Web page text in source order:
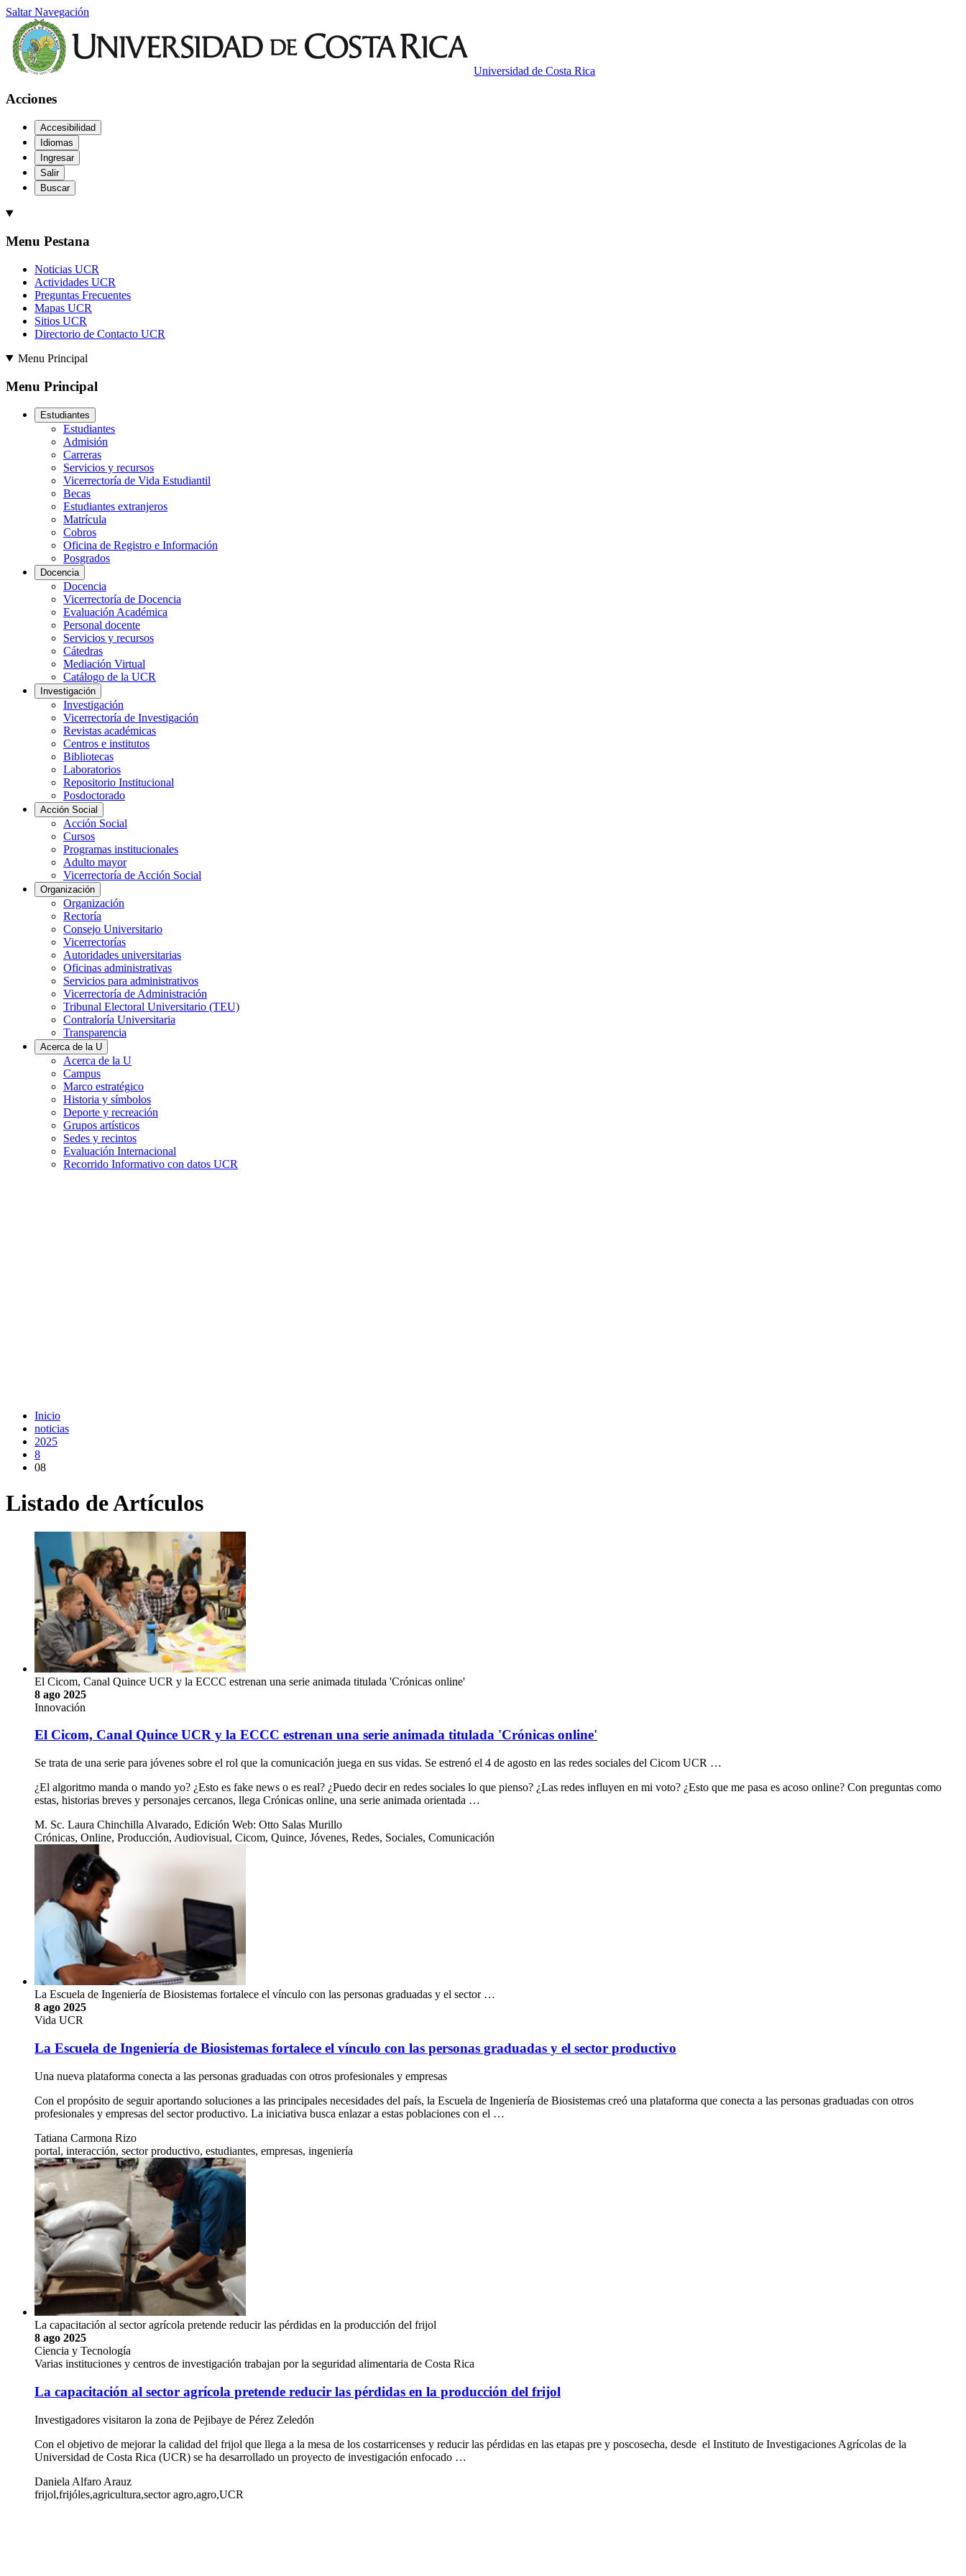
Saltar Navegación
Universidad de Costa Rica
Acciones
Accesibilidad
Idiomas
Ingresar
Salir
Buscar
Menu Pestana
Noticias UCR
Actividades UCR
Preguntas Frecuentes
Mapas UCR
Sitios UCR
Directorio de Contacto UCR
Menu Principal
Menu Principal
Estudiantes
Estudiantes
Admisión
Carreras
Servicios y recursos
Vicerrectoría de Vida Estudiantil
Becas
Estudiantes extranjeros
Matrícula
Cobros
Oficina de Registro e Información
Posgrados
Docencia
Docencia
Vicerrectoría de Docencia
Evaluación Académica
Personal docente
Servicios y recursos
Cátedras
Mediación Virtual
Catálogo de la UCR
Investigación
Investigación
Vicerrectoría de Investigación
Revistas académicas
Centros e institutos
Bibliotecas
Laboratorios
Repositorio Institucional
Posdoctorado
Acción Social
Acción Social
Cursos
Programas institucionales
Adulto mayor
Vicerrectoría de Acción Social
Organización
Organización
Rectoría
Consejo Universitario
Vicerrectorías
Autoridades universitarias
Oficinas administrativas
Servicios para administrativos
Vicerrectoría de Administración
Tribunal Electoral Universitario (TEU)
Contraloría Universitaria
Transparencia
Acerca de la U
Acerca de la U
Campus
Marco estratégico
Historia y símbolos
Deporte y recreación
Grupos artísticos
Sedes y recintos
Evaluación Internacional
Recorrido Informativo con datos UCR
Inicio
noticias
2025
8
08
Listado de Artículos
El Cicom, Canal Quince UCR y la ECCC estrenan una serie animada titulada 'Crónicas online'
8 ago 2025
Innovación
El Cicom, Canal Quince UCR y la ECCC estrenan una serie animada titulada 'Crónicas online'
Se trata de una serie para jóvenes sobre el rol que la comunicación juega en sus vidas. Se estrenó el 4 de agosto en las redes sociales del Cicom UCR …
¿El algoritmo manda o mando yo? ¿Esto es fake news o es real? ¿Puedo decir en redes sociales lo que pienso? ¿Las redes influyen en mi voto? ¿Esto que me pasa es acoso online? Con preguntas como
estas, historias breves y personajes cercanos, llega Crónicas online, una serie animada orientada …
M. Sc. Laura Chinchilla Alvarado, Edición Web: Otto Salas Murillo
Crónicas, Online, Producción, Audiovisual, Cicom, Quince, Jóvenes, Redes, Sociales, Comunicación
La Escuela de Ingeniería de Biosistemas fortalece el vínculo con las personas graduadas y el sector …
8 ago 2025
Vida UCR
La Escuela de Ingeniería de Biosistemas fortalece el vínculo con las personas graduadas y el sector productivo
Una nueva plataforma conecta a las personas graduadas con otros profesionales y empresas
Con el propósito de seguir aportando soluciones a las principales necesidades del país, la Escuela de Ingeniería de Biosistemas creó una plataforma que conecta a las personas graduadas con otros
profesionales y empresas del sector productivo. La iniciativa busca enlazar a estas poblaciones con el …
Tatiana Carmona Rizo
portal, interacción, sector productivo, estudiantes, empresas, ingeniería
La capacitación al sector agrícola pretende reducir las pérdidas en la producción del frijol
8 ago 2025
Ciencia y Tecnología
Varias instituciones y centros de investigación trabajan por la seguridad alimentaria de Costa Rica
La capacitación al sector agrícola pretende reducir las pérdidas en la producción del frijol
Investigadores visitaron la zona de Pejibaye de Pérez Zeledón
Con el objetivo de mejorar la calidad del frijol que llega a la mesa de los costarricenses y reducir las pérdidas en las etapas pre y poscosecha, desde el Instituto de Investigaciones Agrícolas de la
Universidad de Costa Rica (UCR) se ha desarrollado un proyecto de investigación enfocado …
Daniela Alfaro Arauz
frijol,frijóles,agricultura,sector agro,agro,UCR